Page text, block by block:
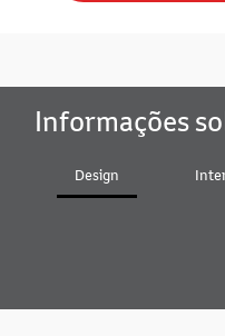
Informações
Design